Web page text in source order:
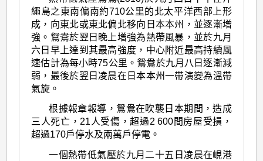
繩島之東南偏南約710公里的北太平洋西部上形
成，向東北或東北偏北移向日本本州，並逐漸增
強。鴛鴦於翌日晚上增強為熱帶風暴，並於九月
六日早上達到其最高強度，中心附近最高持續風
速估計為每小時75公里。鴛鴦於九月八日逐漸減
弱，最後於翌日凌晨在日本本州一帶演變為溫帶
氣旋。
根據報章報導，鴛鴦在吹襲日本期間，造成
三人死亡，21人受傷，超過2 600間房屋受損，
超過170戶停水及兩萬戶停電。
一個熱帶低氣壓於九月二十五日凌晨在峴港